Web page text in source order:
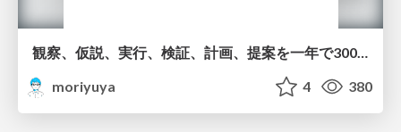
観察、仮説、実行、検証、計画、提案を一年で3000回トレーニングする方法/3000 Thinking Loops in 365 Days
moriyuya
4 380